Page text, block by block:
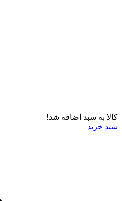
کالا به سبد اضافه شد!
سبد خرید